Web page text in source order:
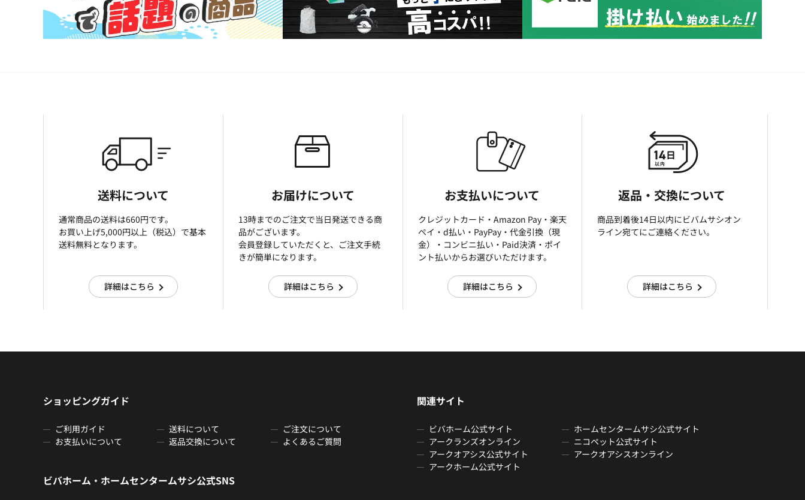
送料について
通常商品の送料は660円です。
お買い上げ5,000円以上（税込）で基本
送料無料となります。
詳細はこちら
お届けについて
13時までのご注文で当日発送できる商
品がございます。
会員登録していただくと、ご注文手続
きが簡単になります。
詳細はこちら
お支払いについて
クレジットカード・Amazon Pay・楽天
ぺイ・d払い・PayPay・代金引換（現
金）・コンビニ払い・Paid決済・ポイ
ント払いからお選びいただけます。
詳細はこちら
返品・交換について
商品到着後14日以内にビバムサシオン
ライン宛てにご連絡ください。
詳細はこちら
ショッピングガイド
ご利用ガイド 送料について
ご注文について
お支払いについて
返品交換について よくあるご質問
関連サイト
ビバホーム公式サイト
ホームセンタームサシ公式サイト
アークランズオンライン
ニコペット公式サイト
アークオアシス公式サイト
アークオアシスオンライン
アークホーム公式サイト
ビバホーム・ホームセンタームサシ公式SNS